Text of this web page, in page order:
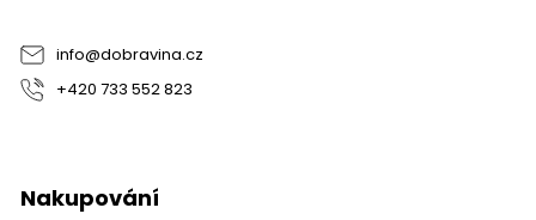
info@dobravina.cz
+420 733 552 823
Nakupování